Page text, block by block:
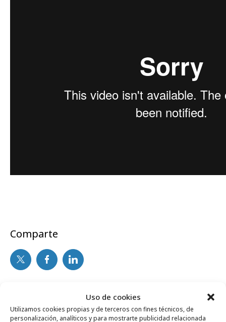
Uso de cookies
Utilizamos cookies propias y de terceros con fines técnicos, de
personalización, analíticos y para mostrarte publicidad relacionada
Comparte
Noticias Relacionadas